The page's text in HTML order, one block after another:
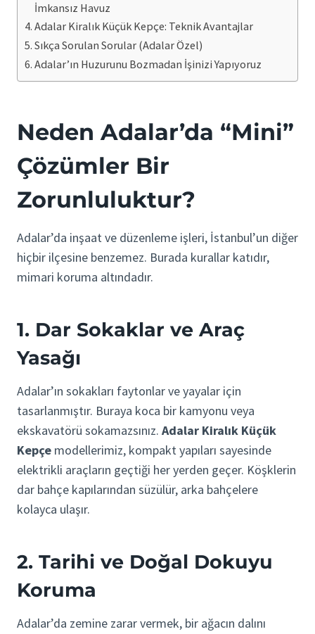
İmkansız Havuz
Adalar Kiralık Küçük Kepçe: Teknik Avantajlar
Sıkça Sorulan Sorular (Adalar Özel)
Adalar’ın Huzurunu Bozmadan İşinizi Yapıyoruz
Neden Adalar’da “Mini”
Çözümler Bir
Zorunluluktur?
Adalar’da inşaat ve düzenleme işleri, İstanbul’un diğer
hiçbir ilçesine benzemez. Burada kurallar katıdır,
mimari koruma altındadır.
1. Dar Sokaklar ve Araç
Yasağı
Adalar’ın sokakları faytonlar ve yayalar için
tasarlanmıştır. Buraya koca bir kamyonu veya
ekskavatörü sokamazsınız. Adalar Kiralık Küçük
Kepçe modellerimiz, kompakt yapıları sayesinde
elektrikli araçların geçtiği her yerden geçer. Köşklerin
dar bahçe kapılarından süzülür, arka bahçelere
kolayca ulaşır.
2. Tarihi ve Doğal Dokuyu
Koruma
Adalar’da zemine zarar vermek, bir ağacın dalını